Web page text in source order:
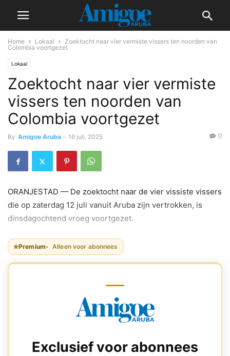
Home Lokaal
Zoektocht naar vier vermiste vissers ten noorden van
Colombia voortgezet
Lokaal
Zoektocht naar vier vermiste
vissers ten noorden van
Colombia voortgezet
By Amigoe Aruba - 16 juli, 2025 0
ORANJESTAD — De zoektocht naar de vier vissiste vissers
die op zaterdag 12 juli vanuit Aruba zijn vertrokken, is
dinsdagochtend vroeg voortgezet.
⭐Premium Alleen voor abonnees
Exclusief voor abonnees